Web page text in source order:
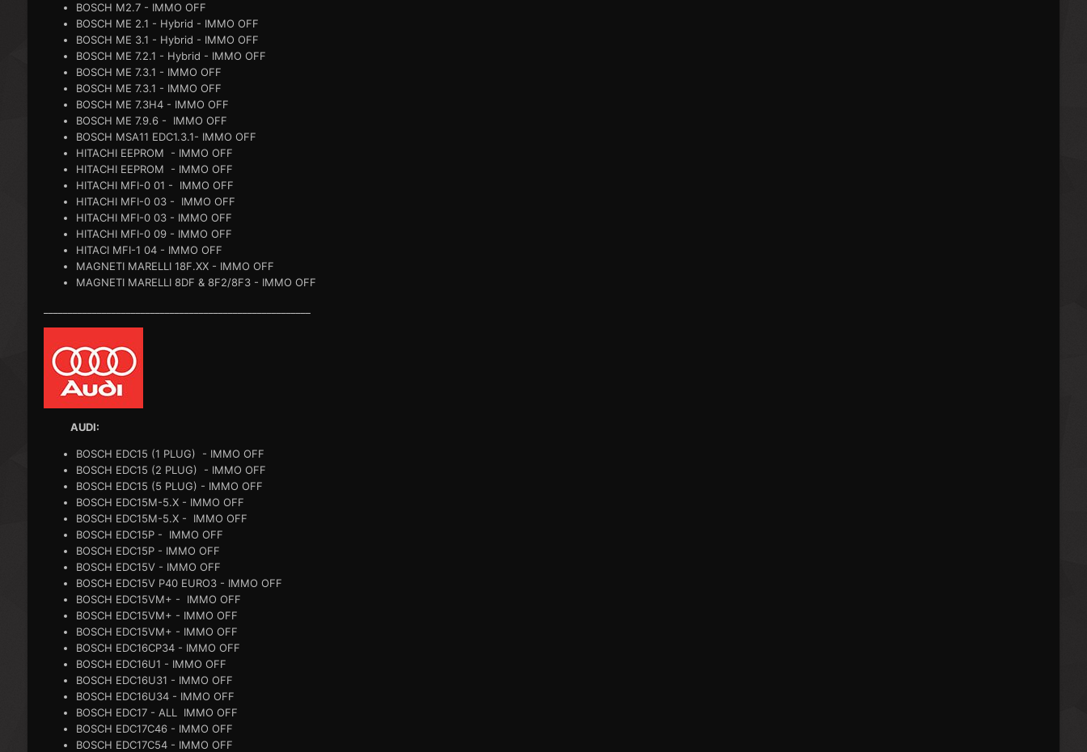
BOSCH M2.7 - IMMO OFF
BOSCH ME 2.1 - Hybrid - IMMO OFF
BOSCH ME 3.1 - Hybrid - IMMO OFF
BOSCH ME 7.2.1 - Hybrid - IMMO OFF
BOSCH ME 7.3.1 - IMMO OFF
BOSCH ME 7.3.1 - IMMO OFF
BOSCH ME 7.3H4 - IMMO OFF
BOSCH ME 7.9.6 - IMMO OFF
BOSCH MSA11 EDC1.3.1- IMMO OFF
HITACHI EEPROM - IMMO OFF
HITACHI EEPROM - IMMO OFF
HITACHI MFI-0 01 - IMMO OFF
HITACHI MFI-0 03 - IMMO OFF
HITACHI MFI-0 03 - IMMO OFF
HITACHI MFI-0 09 - IMMO OFF
HITACI MFI-1 04 - IMMO OFF
MAGNETI MARELLI 18F.XX - IMMO OFF
MAGNETI MARELLI 8DF & 8F2/8F3 - IMMO OFF
AUDI:
BOSCH EDC15 (1 PLUG) - IMMO OFF
BOSCH EDC15 (2 PLUG) - IMMO OFF
BOSCH EDC15 (5 PLUG) - IMMO OFF
BOSCH EDC15M-5.X - IMMO OFF
BOSCH EDC15M-5.X - IMMO OFF
BOSCH EDC15P - IMMO OFF
BOSCH EDC15P - IMMO OFF
BOSCH EDC15V - IMMO OFF
BOSCH EDC15V P40 EURO3 - IMMO OFF
BOSCH EDC15VM+ - IMMO OFF
BOSCH EDC15VM+ - IMMO OFF
BOSCH EDC15VM+ - IMMO OFF
BOSCH EDC16CP34 - IMMO OFF
BOSCH EDC16U1 - IMMO OFF
BOSCH EDC16U31 - IMMO OFF
BOSCH EDC16U34 - IMMO OFF
BOSCH EDC17 - ALL IMMO OFF
BOSCH EDC17C46 - IMMO OFF
BOSCH EDC17C54 - IMMO OFF